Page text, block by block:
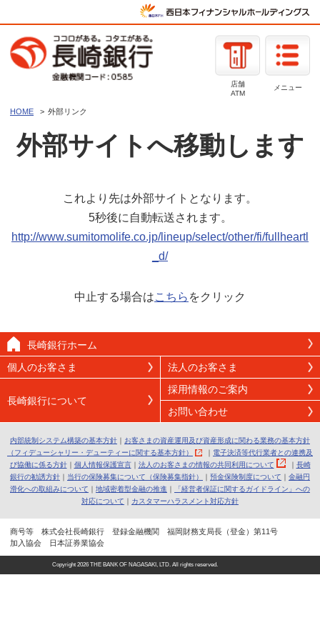
店舗
ATM
メニュー
HOME 外部リンク
外部サイトへ移動します
これより先は外部サイトとなります。
5秒後に自動転送されます。
http://www.sumitomolife.co.jp/lineup/select/other/fi/fullheartl
_d/
中止する場合はこちら をクリック
長崎銀行ホーム
個人のお客さま
法人のお客さま
長崎銀行について
採用情報のご案内
お問い合わせ
内部統制システム構築の基本方針 ｜ お客さまの資産運用及び資産形成に関わる業務の基本方針
（フィデューシャリー・デューティーに関する基本方針）
｜ 電子決済等代行業者との連携及
び協働に係る方針｜ 個人情報保護宣言｜ 法人のお客さまの情報の共同利用について ｜ 長崎
銀行の勧誘方針 ｜ 当行の保険募集について（保険募集指針） ｜ 預金保険制度について ｜ 金融円
滑化への取組みについて ｜ 地域密着型金融の推進 ｜
「経営者保証に関するガイドライン」への
対応について ｜ カスタマーハラスメント対応方針
商号等 株式会社長崎銀行 登録金融機関 福岡財務支局長（登金）第11号
加入協会 日本証券業協会
Copyright 2026 THE BANK OF NAGASAKI, LTD. All rights reserved.